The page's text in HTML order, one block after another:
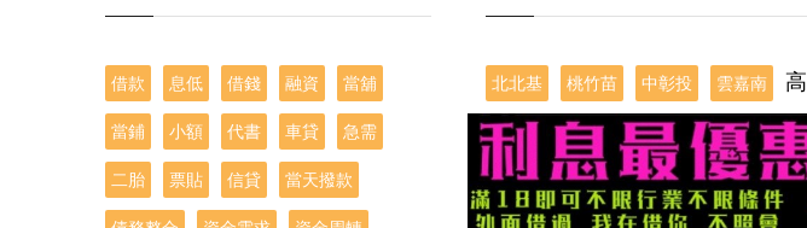
北北基 桃竹苗 中彰投 雲嘉南
借款 息低 借錢 融資 當舖
當鋪 小額 代書 車貸 急需
二胎 票貼 信貸 當天撥款